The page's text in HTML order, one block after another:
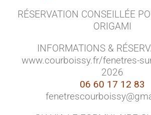
RÉSERVATION CONSEILLÉE
ORIGAMI
INFORMATIONS &
www.courboissy.fr/fenetres-
2026
06 60 17 12 83